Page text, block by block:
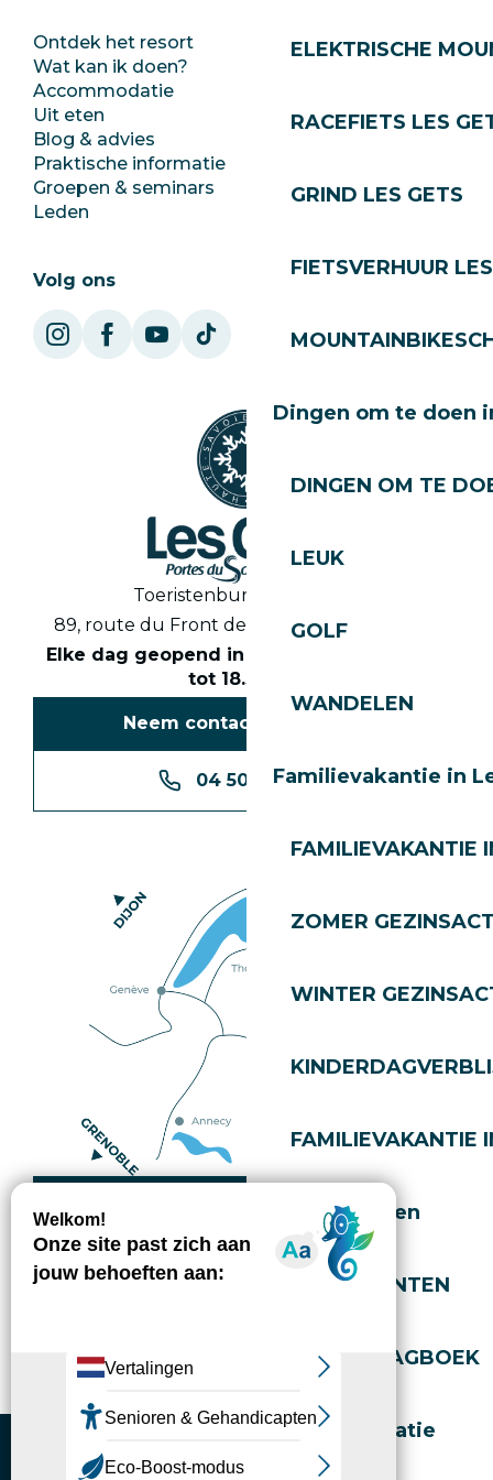
ELEKTRISCHE
RACEFIETS LES
GRIND LES GETS
FIETSVERHUUR
Dingen om te doen
DINGEN OM TE
LEUK
GOLF
WANDELEN
Familievakantie in
FAMILIEVAKANTIE
ZOMER
WINTER
FAMILIEVAKANTIE
Evenementen
EVENEMENTEN
AL HET DAGBOEK
Accommodatie
Ontdek het resort
Wat kan ik doen?
Accommodatie
Uit eten
Blog & advies
Praktische informatie
Groepen & seminars
Leden
Perszaal
Jobs
SoleGets
Volg ons
Toeristenbureau Les Gets
89, route du Front de Neige 74260 Les Gets
Elke dag geopend in het seizoen van 8.30
tot 18.30 uur
Neem contact met ons op
04 50 74 74 74
Gérer l'accessibilité numérique